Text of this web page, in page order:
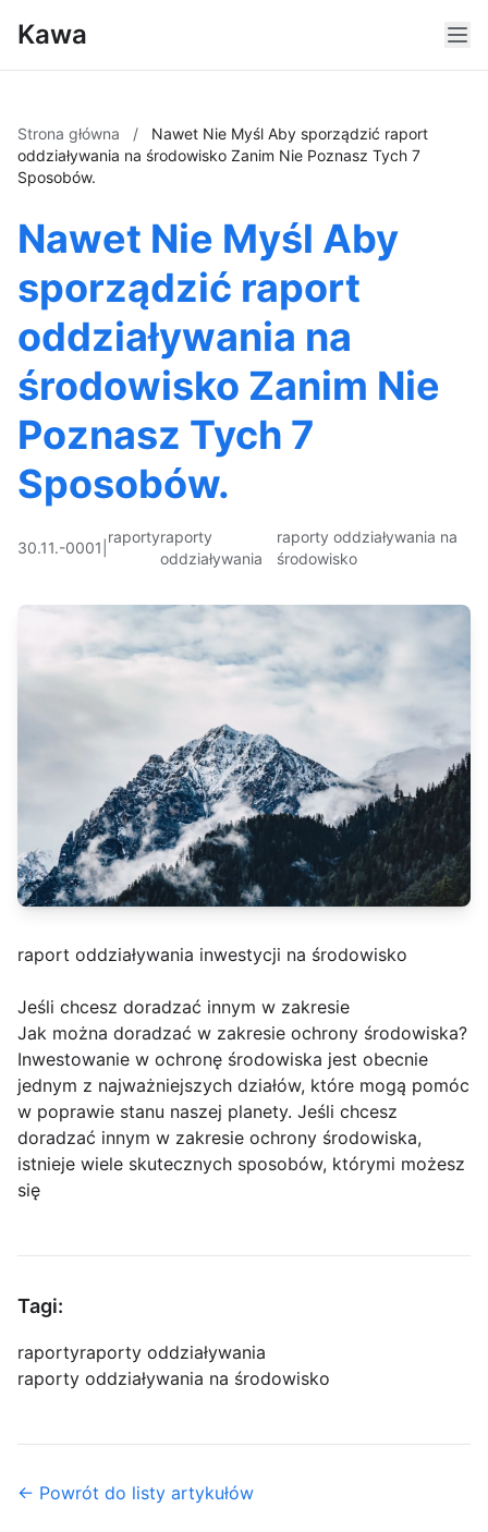
Kawa
Strona główna /
Nawet Nie Myśl Aby sporządzić raport
oddziaływania na środowisko Zanim Nie Poznasz Tych 7
Sposobów.
Nawet Nie Myśl Aby
sporządzić raport
oddziaływania na
środowisko Zanim Nie
Poznasz Tych 7
Sposobów.
30.11.-0001
raportyraporty
oddziaływania
raporty oddziaływania na
środowisko
raport oddziaływania inwestycji na środowisko
Jeśli chcesz doradzać innym w zakresie
Jak można doradzać w zakresie ochrony środowiska?
Inwestowanie w ochronę środowiska jest obecnie
jednym z najważniejszych działów, które mogą pomóc
w poprawie stanu naszej planety. Jeśli chcesz
doradzać innym w zakresie ochrony środowiska,
istnieje wiele skutecznych sposobów, którymi możesz
się
Tagi:
raportyraporty oddziaływania
raporty oddziaływania na środowisko
← Powrót do listy artykułów